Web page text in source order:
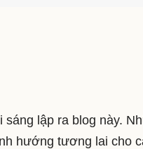
lập ra blog này.
hướng tương lai cho